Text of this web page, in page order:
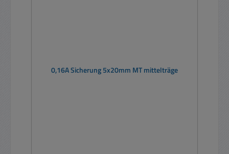
0,16A Sicherung 5x20mm MT mittelträge